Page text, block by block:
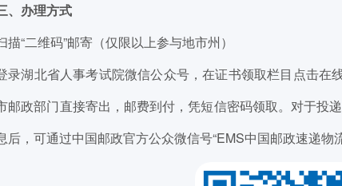
、办理方式
描“二维码”邮寄（仅限以上参与地市州）
录湖北省人事考试院微信公众号，在证书领取栏目点击在
邮政部门直接寄出，邮费到付，凭短信密码领取。对于投
后，可通过中国邮政官方公众微信号“EMS中国邮政速递物